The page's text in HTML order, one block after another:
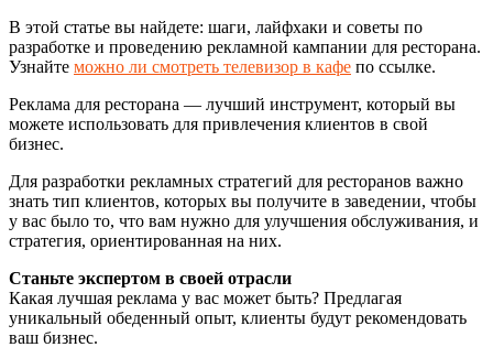
В этой статье вы найдете: шаги, лайфхаки и советы по
разработке и проведению рекламной кампании для ресторана.
Узнайте можно ли смотреть телевизор в кафе по ссылке.
Реклама для ресторана — лучший инструмент, который вы
можете использовать для привлечения клиентов в свой
бизнес.
Для разработки рекламных стратегий для ресторанов важно
знать тип клиентов, которых вы получите в заведении, чтобы
у вас было то, что вам нужно для улучшения обслуживания, и
стратегия, ориентированная на них.
Станьте экспертом в своей отрасли
Какая лучшая реклама у вас может быть? Предлагая
уникальный обеденный опыт, клиенты будут рекомендовать
ваш бизнес.